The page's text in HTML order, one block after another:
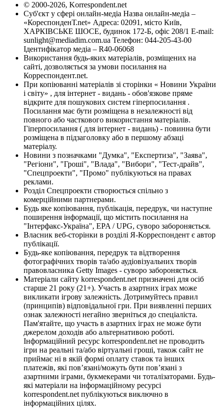
© 2000-2026, Korrespondent.net
Суб'єкт у сфері онлайн-медіа Назва онлайн-медіа –
«КореспонденТ.net» Адреса: 02091, місто Київ,
ХАРКІВСЬКЕ ШОСЕ, будинок 172-Б, офіс 208/1 E-mail:
sunlight@mediadim.com.ua Телефон: 044-205-43-00
Ідентифікатор медіа – R40-06068
Використання будь-яких матеріалів, розміщених на
сайті, дозволяється за умови посилання на
Корреспондент.net.
При копіюванні матеріалів зі сторінки « Новини України
і світу» , для інтернет - видань - обов'язкове пряме
відкрите для пошукових систем гіперпосилання .
Посилання має бути розміщена в незалежності від
повного або часткового використання матеріалів.
Гіперпосилання ( для інтернет - видань) - повинна бути
розміщена в підзаголовку або в першому абзаці
матеріалу.
Новини з позначками "Думка", "Експертиза", "Заява",
"Регіони", "Гроші", "Влада", "Вибори", "Тест-драйв",
"Спецпроекти", "Промо" публікуються на правах
реклами.
Розділ Спецпроекти створюється спільно з
комерційними партнерами.
Будь яке копіювання, публікація, передрук, чи наступне
поширення інформації, що містить посилання на
"Інтерфакс-Україна", EPA / UPG, суворо забороняється.
Власник веб-сторінки в розділі Я-Корреспондент є автор
публікації.
Будь-яке копіювання, передрук та відтворення
фотографічних творів та/або аудіовізуальних творів
правовласника Getty Images - суворо забороняється.
Матеріали сайту korrespondent.net призначені для осіб
старше 21 року (21+). Участь в азартних іграх може
викликати ігрову залежність. Дотримуйтесь правил
(принципів) відповідальної гри. При виявленні перших
ознак залежності негайно зверніться до спеціаліста.
Пам'ятайте, що участь в азартних іграх не може бути
джерелом доходів або альтернативою роботі.
Інформаційний ресурс korrespondent.net не проводить
ігри на реальні та/або віртуальні гроші, також сайт не
приймає ні в якій формі оплату ставок та інших
платежів, які пов’язані/можуть бути пов’язані з
азартними іграми, букмекерами чи тоталізаторами. Будь-
які матеріали на інформаційному ресурсі
korrespondent.net публікуються виключно в
інформаційних цілях.